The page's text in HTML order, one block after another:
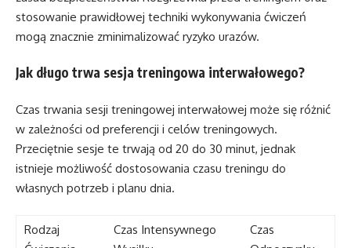
stosowanie prawidłowej techniki wykonywania ćwiczeń
mogą znacznie zminimalizować ryzyko urazów.
Jak długo trwa sesja treningowa interwałowego?
Czas trwania sesji treningowej interwałowej może się różnić
w zależności od preferencji i celów treningowych.
Przeciętnie sesje te trwają od 20 do 30 minut, jednak
istnieje możliwość dostosowania czasu treningu do
własnych potrzeb i planu dnia.
Rodzaj
Czas Intensywnego
Czas